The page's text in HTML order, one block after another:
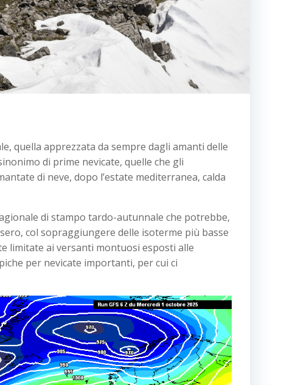
quella apprezzata da sempre dagli amanti delle
di prime nevicate, quelle che gli
di neve, dopo l’estate mediterranea, calda
di stampo tardo-autunnale che potrebbe,
col sopraggiungere delle isoterme più basse
limitate ai versanti montuosi esposti alle
per nevicate importanti, per cui ci